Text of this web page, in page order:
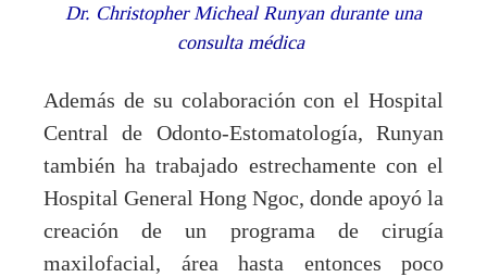
Dr. Christopher Micheal Runyan durante una
consulta médica
Además de su colaboración con el Hospital
Central de Odonto-Estomatología, Runyan
también ha trabajado estrechamente con el
Hospital General Hong Ngoc, donde apoyó la
creación de un programa de cirugía
maxilofacial, área hasta entonces poco